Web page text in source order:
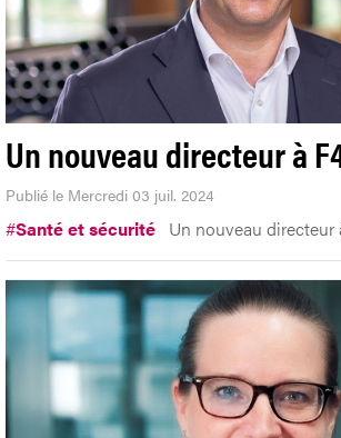
Un nouveau directeur à
Publié le Mercredi 03 juil. 2024
#Santé et sécurité Un nouveau directeur